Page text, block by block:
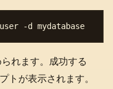
れます。成功する
トが表示されます。